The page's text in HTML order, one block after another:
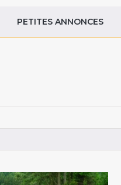
PETITES ANNONCES